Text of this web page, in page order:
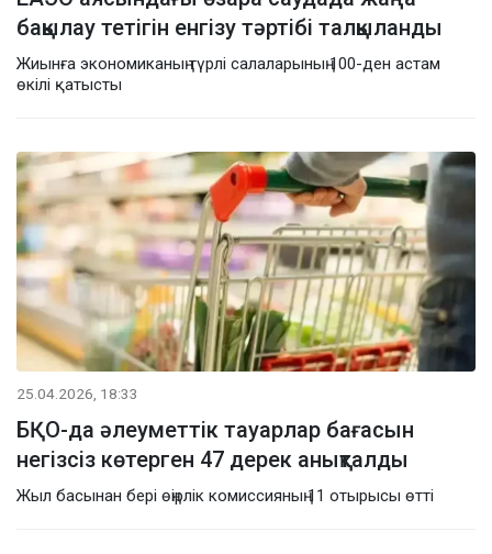
бақылау тетігін енгізу тәртібі талқыланды
Жиынға экономиканың түрлі салаларының 100-ден астам
өкілі қатысты
25.04.2026, 18:33
БҚО-да әлеуметтік тауарлар бағасын
негізсіз көтерген 47 дерек анықталды
Жыл басынан бері өңірлік комиссияның 11 отырысы өтті